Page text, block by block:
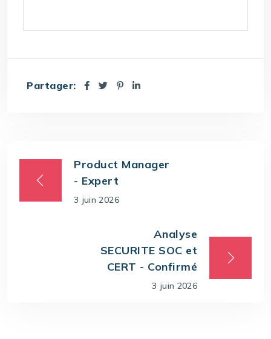
Partager:
Product Manager
- Expert
3 juin 2026
Analyse
SECURITE SOC et
CERT - Confirmé
3 juin 2026